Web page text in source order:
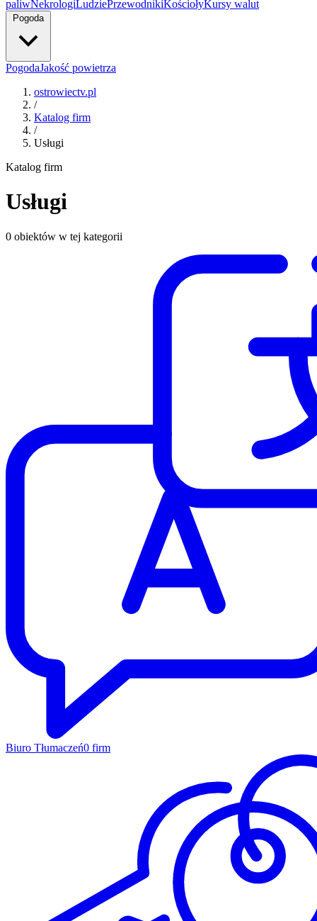
paliwNekrologiLudziePrzewodnikiKościołyKursy walut
Pogoda
PogodaJakość powietrza
ostrowiectv.pl
/
Katalog firm
/
Usługi
Katalog firm
Usługi
0 obiektów w tej kategorii
Biuro Tłumaczeń0 firm